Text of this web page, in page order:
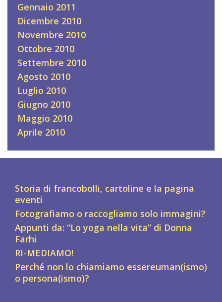
Gennaio 2011
Dicembre 2010
Novembre 2010
Ottobre 2010
Settembre 2010
Agosto 2010
Luglio 2010
Giugno 2010
Maggio 2010
Aprile 2010
Storia di francobolli, cartoline e la pagina
eventi
Fotografiamo o raccogliamo solo immagini?
Appunti da: “Lo yoga nella vita” di Donna
Farhi
RI-MEDIAMO!
Perché non lo chiamiamo essereuman(ismo)
o persona(ismo)?